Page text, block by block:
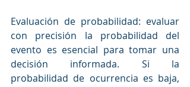
Evaluación de probabilidad: evaluar
con precisión la probabilidad del
evento es esencial para tomar una
decisión informada. Si la
probabilidad de ocurrencia es baja,